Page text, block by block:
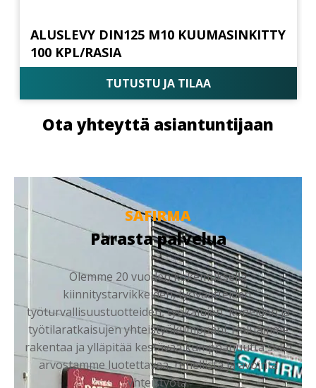
ALUSLEVY DIN125 M10 KUUMASINKITTY
100 KPL/RASIA
TUTUSTU JA TILAA
Ota yhteyttä asiantuntijaan
SAFIRMA
Parasta palvelua
Olemme 20 vuoden kokemuksella
kiinnitystarvikkeiden, työvaatteiden,
työturvallisuustuotteiden, työkalujen, koneiden ja
työtilaratkaisujen yhteistyökumppani. Haluamme
rakentaa ja ylläpitää kestävää kumppanuutta sekä
arvostamme luotettavaa, rehellistä ja avointa
yhteistyötä.